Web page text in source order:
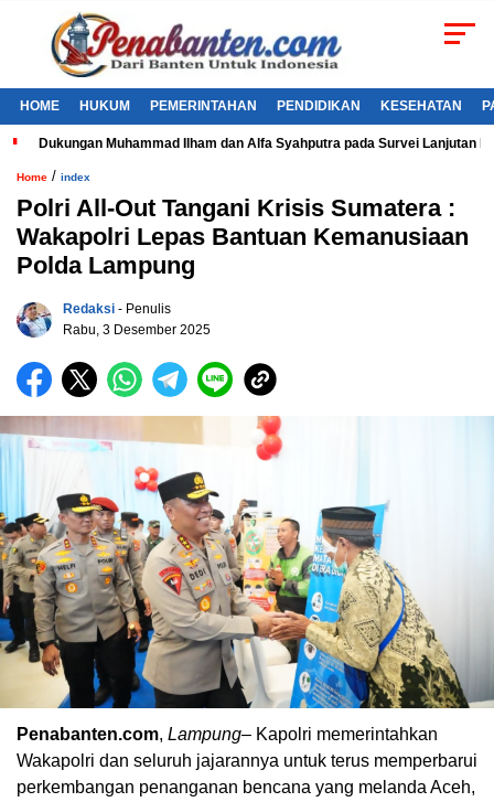
HOME HUKUM PEMERINTAHAN PENDIDIKAN KESEHATAN
Dukungan Muhammad Ilham dan Alfa Syahputra pada Survei Lanjutan
Home / index
Polri All-Out Tangani Krisis Sumatera :
Wakapolri Lepas Bantuan Kemanusiaan
Polda Lampung
Redaksi - Penulis
Rabu, 3 Desember 2025
Penabanten.com, Lampung– Kapolri memerintahkan
Wakapolri dan seluruh jajarannya untuk terus memperbarui
perkembangan penanganan bencana yang melanda Aceh,